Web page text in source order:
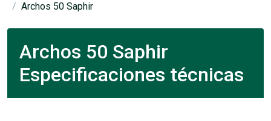
Archos 50 Saphir
Archos 50 Saphir
Especificaciones técnicas